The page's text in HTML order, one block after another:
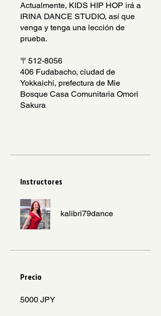
Actualmente, KIDS HIP HOP irá a
IRINA DANCE STUDIO, así que
venga y tenga una lección de
prueba.
〒512-8056
406 Fudabacho, ciudad de
Yokkaichi, prefectura de Mie
Bosque Casa Comunitaria Omori
Sakura
Instructores
kalibri79dance
Precio
5000 JPY